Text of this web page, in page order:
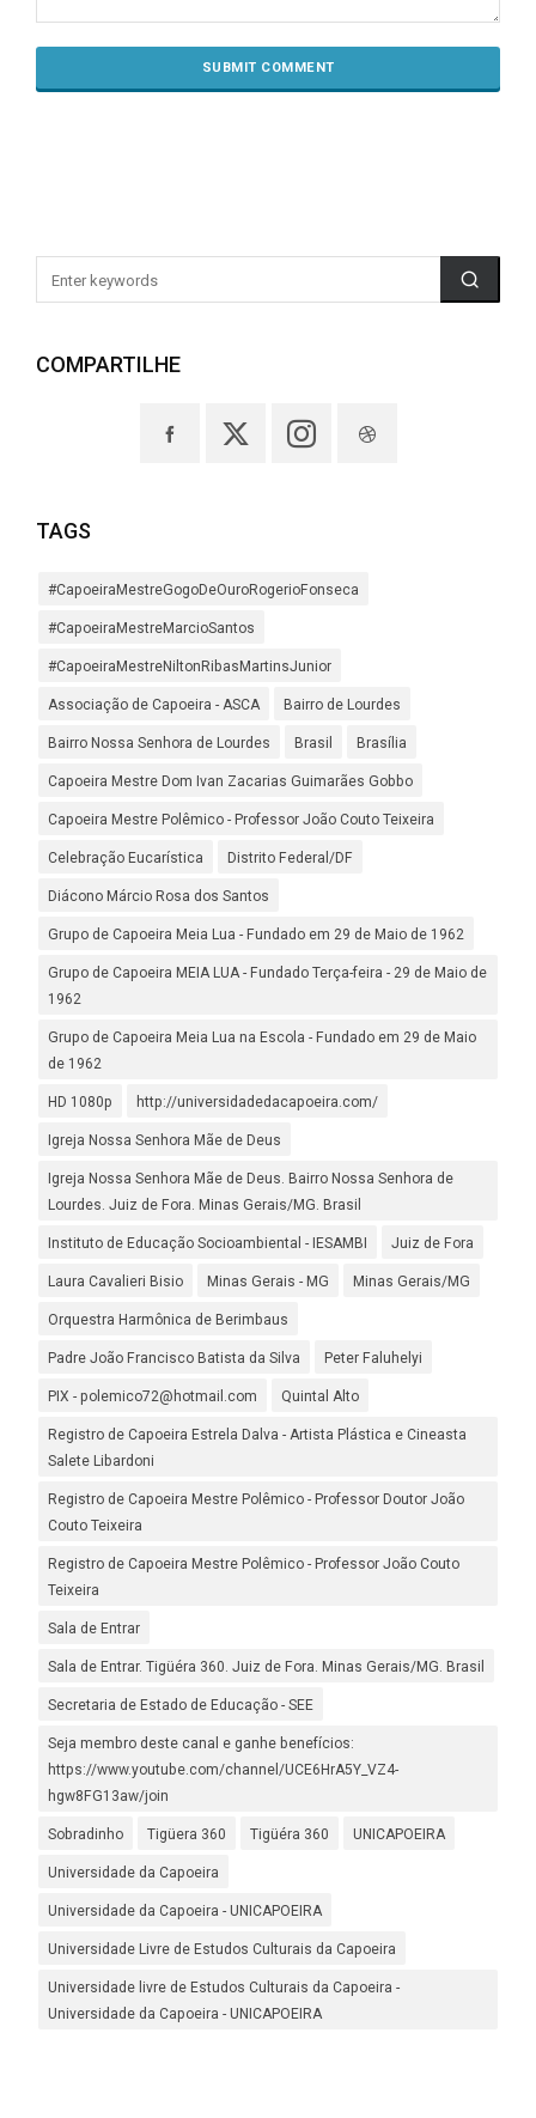
COMPARTILHE
TAGS
#CapoeiraMestreGogoDeOuroRogerioFonseca
#CapoeiraMestreMarcioSantos
#CapoeiraMestreNiltonRibasMartinsJunior
Associação de Capoeira - ASCA Bairro de Lourdes
Bairro Nossa Senhora de Lourdes Brasil Brasília
Capoeira Mestre Dom Ivan Zacarias Guimarães Gobbo
Capoeira Mestre Polêmico - Professor João Couto Teixeira
Celebração Eucarística Distrito Federal/DF
Diácono Márcio Rosa dos Santos
Grupo de Capoeira Meia Lua - Fundado em 29 de Maio de 1962
Grupo de Capoeira MEIA LUA - Fundado Terça-feira - 29 de Maio de
1962
Grupo de Capoeira Meia Lua na Escola - Fundado em 29 de Maio
de 1962
HD 1080p http://universidadedacapoeira.com/
Igreja Nossa Senhora Mãe de Deus
Igreja Nossa Senhora Mãe de Deus. Bairro Nossa Senhora de
Lourdes. Juiz de Fora. Minas Gerais/MG. Brasil
Instituto de Educação Socioambiental - IESAMBI Juiz de Fora
Laura Cavalieri Bisio Minas Gerais - MG Minas Gerais/MG
Orquestra Harmônica de Berimbaus
Padre João Francisco Batista da Silva Peter Faluhelyi
PIX - polemico72@hotmail.com Quintal Alto
Registro de Capoeira Estrela Dalva - Artista Plástica e Cineasta
Salete Libardoni
Registro de Capoeira Mestre Polêmico - Professor Doutor João
Couto Teixeira
Registro de Capoeira Mestre Polêmico - Professor João Couto
Teixeira
Sala de Entrar
Sala de Entrar. Tigüéra 360. Juiz de Fora. Minas Gerais/MG. Brasil
Secretaria de Estado de Educação - SEE
Seja membro deste canal e ganhe benefícios:
https://www.youtube.com/channel/UCE6HrA5Y_VZ4-
hgw8FG13aw/join
Sobradinho Tigüera 360 Tigüéra 360 UNICAPOEIRA
Universidade da Capoeira
Universidade da Capoeira - UNICAPOEIRA
Universidade Livre de Estudos Culturais da Capoeira
Universidade livre de Estudos Culturais da Capoeira -
Universidade da Capoeira - UNICAPOEIRA